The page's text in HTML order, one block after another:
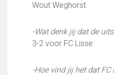
VOLG ONS OP:
Wout Weghorst
-Wat denk jij dat de
3-2 voor FC Lisse
-Hoe vind jij het dat FC